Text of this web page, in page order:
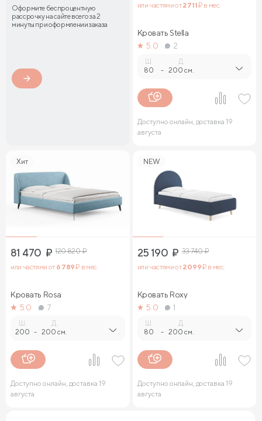
Оформите беспроцентную
рассрочку на сайте всего за 2
минуты при оформлении заказа
или частями от2 711₽ в мес.
Кровать Stella
5.0
2
80 -
Д.
200 см.
Доступно онлайн, доставка 19
августа
Хит
81 470 ₽ 120 820₽
или частями от 6 789₽ в мес.
Кровать Rosa
5.0
7
200 -
Д.
200 см.
Доступно онлайн, доставка 19
августа
NEW
25 190 ₽ 33 740₽
или частями от2 099₽ в мес.
Кровать Roxy
5.0
1
80 -
Д.
200 см.
Доступно онлайн, доставка 19
августа